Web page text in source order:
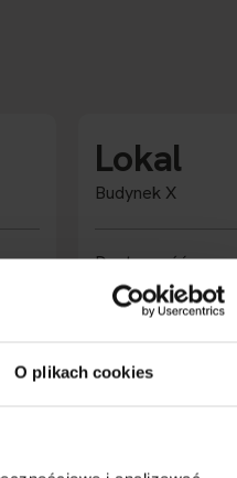
O plikach cookies
Lokal
Budynek X
Dostępność
Powierzchnia